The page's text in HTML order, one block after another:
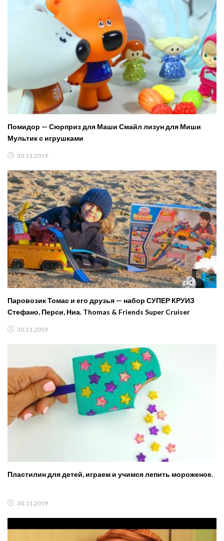
Помидор — Сюрприз для Маши Смайл лизун для Миши
Мультик с игрушками
30.11.2019
Паровозик Томас и его друзья — набор СУПЕР КРУИЗ
Стефано, Перси, Ниа. Thomas & Friends Super Cruiser
30.11.2019
Пластилин для детей, играем и учимся лепить мороженое.
30.11.2019